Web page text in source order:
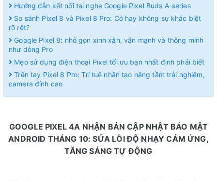
Hướng dẫn kết nối tai nghe Google Pixel Buds A-series
So sánh Pixel 8 và Pixel 8 Pro: Có hay không sự khác biệt
rõ rệt?
Google Pixel 8: nhỏ gọn xinh xắn, vẫn mạnh và thông minh
như dòng Pro
Mẹo sử dụng điện thoại Pixel tối ưu bạn nhất định phải biết
Trên tay Pixel 8 Pro: Trí tuệ nhân tạo nâng tầm trải nghiệm,
camera đỉnh cao
GOOGLE PIXEL 4A NHẬN BẢN CẬP NHẬT BẢO MẬT
ANDROID THÁNG 10: SỬA LỖI ĐỘ NHẠY CẢM ỨNG,
TĂNG SÁNG TỰ ĐỘNG